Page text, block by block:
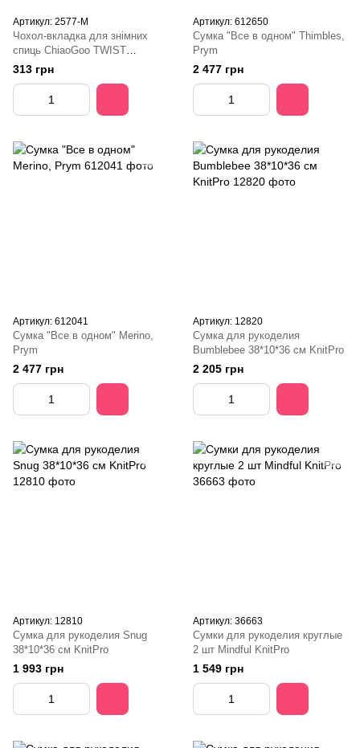
Артикул: 2577-M
Чохол-вкладка для знімних
спиць ChiaoGoo TWIST
Shorties 5 і 8 см MINI
313 грн
Артикул: 612650
Сумка "Все в одном" Thimbles,
Prym
2 477 грн
Артикул: 612041
Сумка "Все в одном" Merino,
Prym
2 477 грн
Артикул: 12820
Сумка для рукоделия
Bumblebee 38*10*36 см KnitPro
2 205 грн
Артикул: 12810
Сумка для рукоделия Snug
38*10*36 см KnitPro
1 993 грн
Артикул: 36663
Сумки для рукоделия круглые
2 шт Mindful KnitPro
1 549 грн